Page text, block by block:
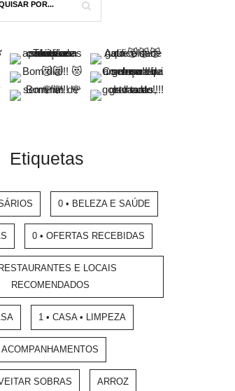
Etiquetas
0 • BELEZA E SAÚDE
0 • OFERTAS RECEBIDAS
E LOCAIS
RECOMENDADOS
1 • CASA • LIMPEZA
ACOMPANHAMENTOS
SOBRAS ARROZ